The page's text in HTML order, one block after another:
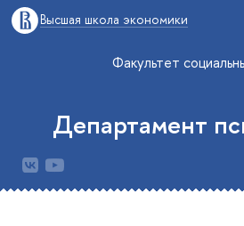
Высшая школа экономики
Факультет
Департамент